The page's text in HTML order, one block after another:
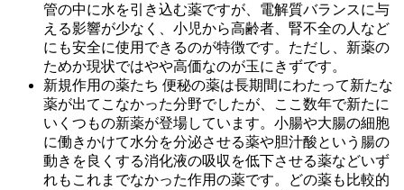
管の中に水を引き込む薬ですが、電解質バランスに与
える影響が少なく、小児から高齢者、腎不全の人など
にも安全に使用できるのが特徴です。ただし、新薬の
ためか現状ではやや高価なのが玉にきずです。
新規作用の薬たち 便秘の薬は長期間にわたって新たな
薬が出てこなかった分野でしたが、ここ数年で新たに
いくつもの新薬が登場しています。小腸や大腸の細胞
に働きかけて水分を分泌させる薬や胆汁酸という腸の
動きを良くする消化液の吸収を低下させる薬などいず
れもこれまでなかった作用の薬です。どの薬も比較的